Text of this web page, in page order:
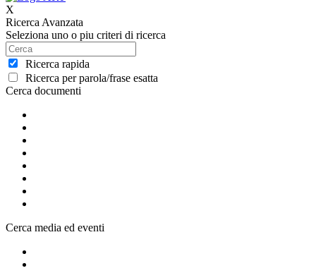
X
Ricerca Avanzata
Seleziona uno o piu criteri di ricerca
Ricerca rapida
Ricerca per parola/frase esatta
Cerca documenti
Cerca media ed eventi